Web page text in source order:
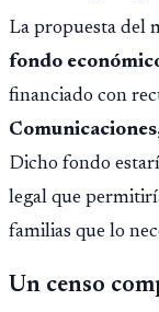
La propuesta del
fondo
financiado con
Dicho fondo
legal que
familias que lo
Un censo